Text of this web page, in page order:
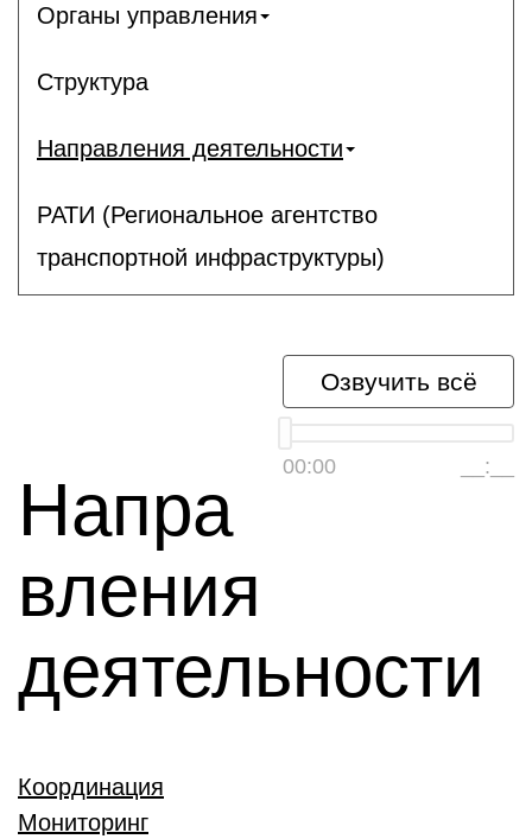
Органы управления
Структура
Направления деятельности
РАТИ (Региональное агентство
транспортной инфраструктуры)
Озвучить всё
00:00 __:__
Напра
вления
деятельности
Координация
Мониторинг